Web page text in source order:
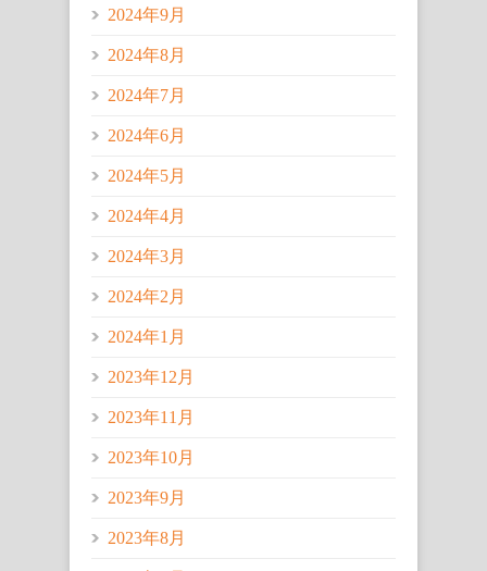
2024年9月
2024年8月
2024年7月
2024年6月
2024年5月
2024年4月
2024年3月
2024年2月
2024年1月
2023年12月
2023年11月
2023年10月
2023年9月
2023年8月